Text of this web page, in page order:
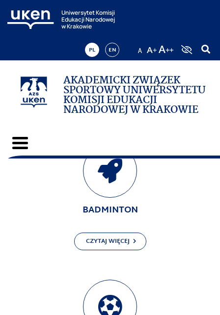
Uniwersytet Komisji
Edukacji Narodowej
w Krakowie
PL EN
AKADEMICKI ZWIĄZEK
SPORTOWY UNIWERSYTETU
KOMISJI EDUKACJI
NARODOWEJ W KRAKOWIE
BADMINTON
CZYTAJ WIĘCEJ